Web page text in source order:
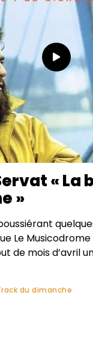
« La
»
Le
de mois d’avril
du dimanche